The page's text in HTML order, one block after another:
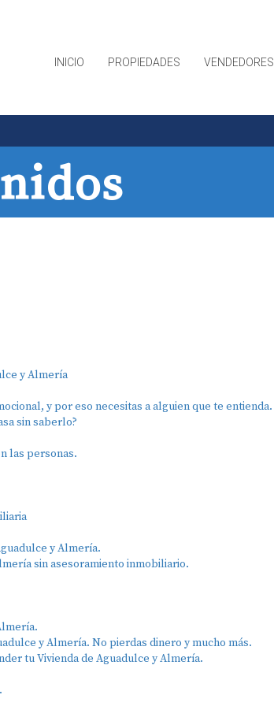
INICIO PROPIEDADES VENDEDORES
y Almería
y por eso necesitas a alguien que te entienda.
sin saberlo?
las personas.
y Almería.
sin asesoramiento inmobiliario.
y Almería. No pierdas dinero y mucho más.
tu Vivienda de Aguadulce y Almería.